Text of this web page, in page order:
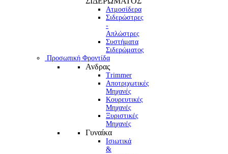
Ατμοσίδερα
Σιδερώστρες
-
Απλώστρες
Συστήματα
Σιδερώματος
Προσωπική Φροντίδα
Ανδρας
Trimmer
Αποτριχωτικές
Μηχανές
Κουρευτικές
Μηχανές
Ξυριστικές
Μηχανές
Γυναίκα
Ισιωτικά
&